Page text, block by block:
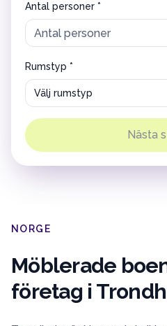
Antal personer *
Rumstyp *
Välj rumstyp
Nästa
NORGE
Möblerade
företag i